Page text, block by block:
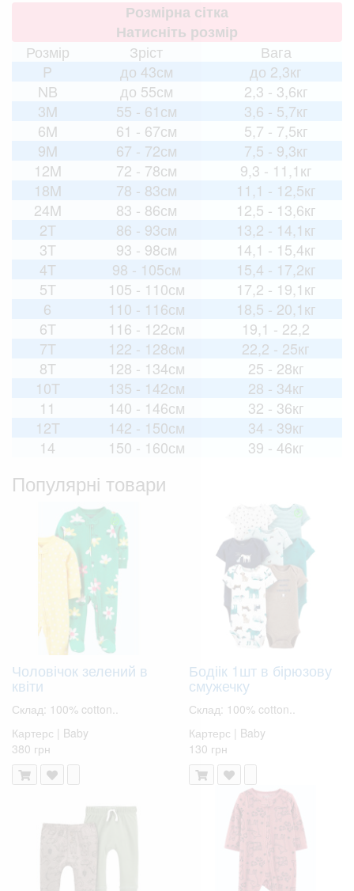
Розмірна сітка
Натисніть розмір
Розмір
Зріст
Вага
P
до 43см
до 2,3кг
NB
до 55см
2,3 - 3,6кг
3M
55 - 61см
3,6 - 5,7кг
6M
61 - 67см
5,7 - 7,5кг
9M
67 - 72см
7,5 - 9,3кг
12M
72 - 78см
9,3 - 11,1кг
18M
78 - 83см
11,1 - 12,5кг
24M
83 - 86см
12,5 - 13,6кг
2T
86 - 93см
13,2 - 14,1кг
3T
93 - 98см
14,1 - 15,4кг
4T
98 - 105см
15,4 - 17,2кг
5T
105 - 110см
17,2 - 19,1кг
6
110 - 116см
18,5 - 20,1кг
6T
116 - 122см
19,1 - 22,2
7T
122 - 128см
22,2 - 25кг
8T
128 - 134см
25 - 28кг
10T
135 - 142см
28 - 34кг
11
140 - 146см
32 - 36кг
12T
142 - 150см
34 - 39кг
14
150 - 160см 39 - 46кг
Популярні товари
Чоловічок зелений в
квіти
Склад: 100% cotton..
Картерс | Baby
380 грн
Бодіік 1шт в бірюзову
смужечку
Склад: 100% cotton..
Картерс | Baby
130 грн